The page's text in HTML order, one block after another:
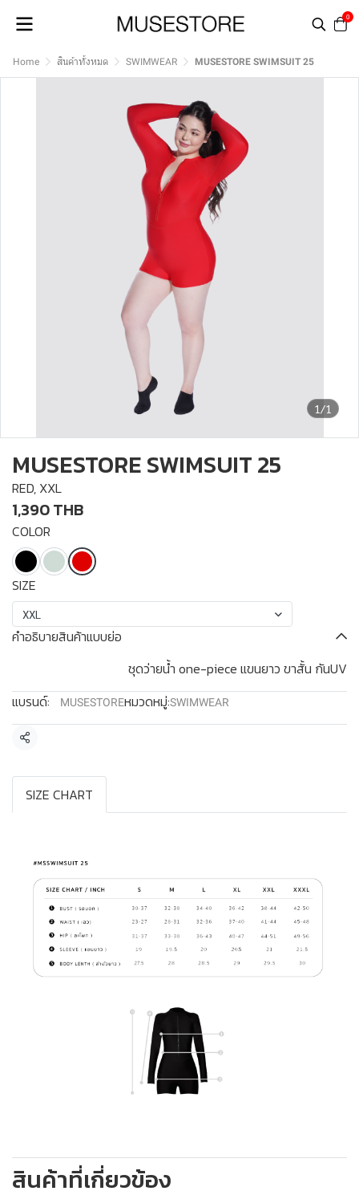
0
Home สินค้าทั้งหมด SWIMWEAR MUSESTORE SWIMSUIT 25
1/1
MUSESTORE SWIMSUIT 25
RED, XXL
1,390 THB
COLOR
SIZE
XXL
คำอธิบายสินค้าแบบย่อ
ชุดว่ายน้ำ one-piece แขนยาว ขาสั้น กันUV
แบรนด์:
MUSESTOREหมวดหมู่:SWIMWEAR
แชร์
SIZE CHART
สินค้าที่เกี่ยวข้อง